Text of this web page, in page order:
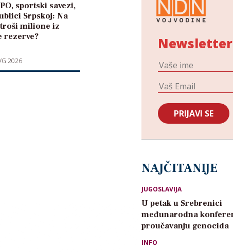
sportski savezi,
Srpskoj: Na
milione iz
rezerve?
2026
Newsletter
NAJČITANIJE
JUGOSLAVIJA
U petak u Srebrenici
međunarodna
proučavanju genocida
INFO